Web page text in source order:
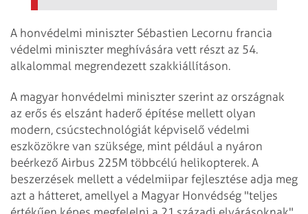
A honvédelmi miniszter Sébastien Lecornu francia
védelmi miniszter meghívására vett részt az 54.
alkalommal megrendezett szakkiállításon.
A magyar honvédelmi miniszter szerint az országnak
az erős és elszánt haderő építése mellett olyan
modern, csúcstechnológiát képviselő védelmi
eszközökre van szüksége, mint például a nyáron
beérkező Airbus 225M többcélú helikopterek. A
beszerzések mellett a védelmiipar fejlesztése adja meg
azt a hátteret, amellyel a Magyar Honvédség "teljes